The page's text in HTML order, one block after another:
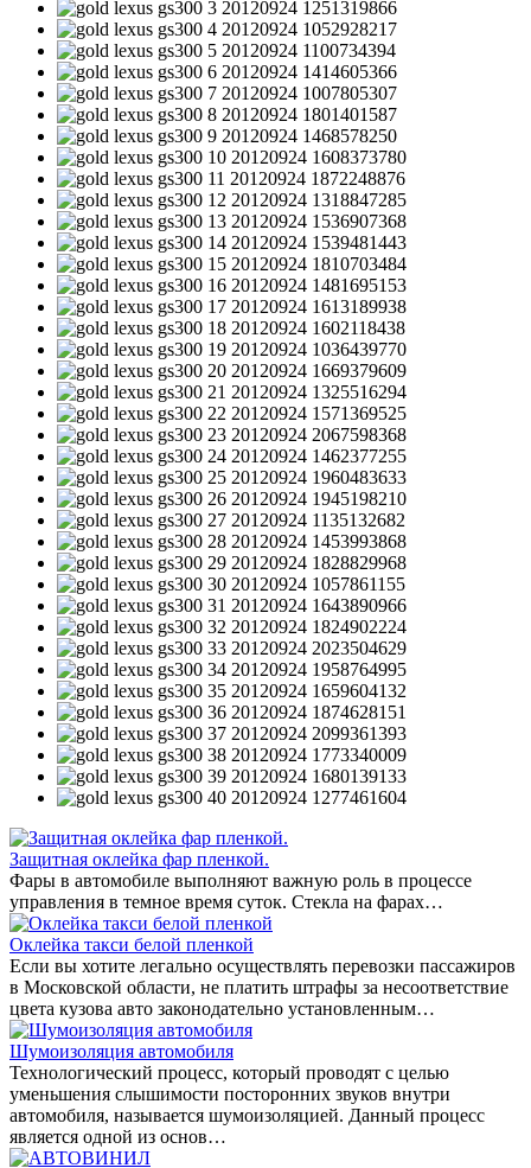
Защитная оклейка фар пленкой.
Фары в автомобиле выполняют важную роль в процессе
управления в темное время суток. Стекла на фарах…
Оклейка такси белой пленкой
Если вы хотите легально осуществлять перевозки пассажиров
в Московской области, не платить штрафы за несоответствие
цвета кузова авто законодательно установленным…
Шумоизоляция автомобиля
Технологический процесс, который проводят с целью
уменьшения слышимости посторонних звуков внутри
автомобиля, называется шумоизоляцией. Данный процесс
является одной из основ…